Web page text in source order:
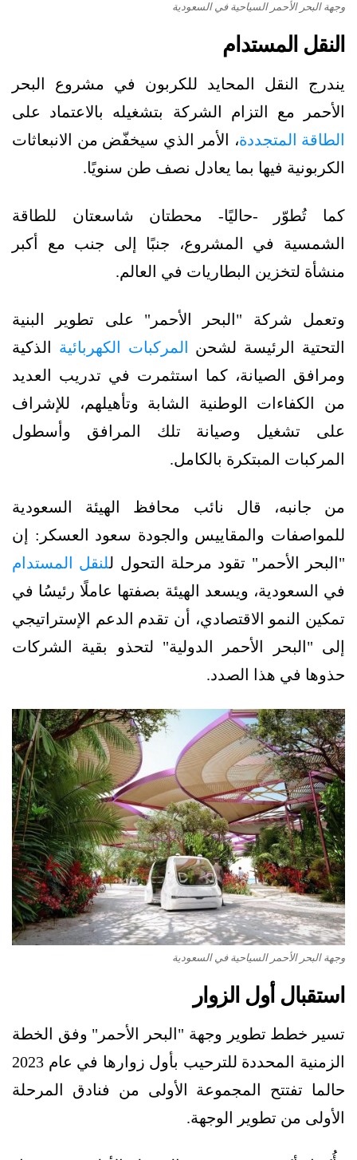
وجهة البحر الأحمر السياحية في السعودية
النقل المستدام
يندرج النقل المحايد للكربون في مشروع البحر
الأحمر مع التزام الشركة بتشغيله بالاعتماد على
الطاقة المتجددة، الأمر الذي سيخفّض من الانبعاثات
الكربونية فيها بما يعادل نصف طن سنويًا.
كما تُطوّر -حاليًا- محطتان شاسعتان للطاقة
الشمسية في المشروع، جنبًا إلى جنب مع أكبر
منشأة لتخزين البطاريات في العالم.
وتعمل شركة "البحر الأحمر" على تطوير البنية
التحتية الرئيسة لشحن
المركبات الكهربائية الذكية
ومرافق الصيانة، كما استثمرت في تدريب العديد
من الكفاءات الوطنية الشابة وتأهيلهم، للإشراف
على تشغيل وصيانة تلك المرافق وأسطول
المركبات المبتكرة بالكامل.
من جانبه، قال نائب محافظ الهيئة السعودية
للمواصفات والمقاييس والجودة سعود العسكر: إن
"البحر الأحمر" تقود مرحلة التحول للنقل المستدام
في السعودية، ويسعد الهيئة بصفتها عاملًا رئيسُا في
تمكين النمو الاقتصادي، أن تقدم الدعم الإستراتيجي
إلى "البحر الأحمر الدولية" لتحذو بقية الشركات
حذوها في هذا الصدد.
وجهة البحر الأحمر السياحية في السعودية
استقبال أول الزوار
تسير خطط تطوير وجهة "البحر الأحمر" وفق الخطة
الزمنية المحددة للترحيب بأول زوارها في عام 2023
حالما تفتتح المجموعة الأولى من فنادق المرحلة
الأولى من تطوير الوجهة.